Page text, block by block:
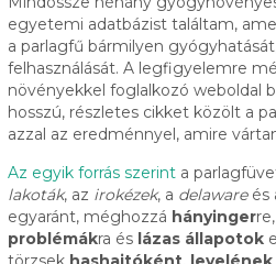
egyetemi adatbázist találtam,
a parlagfű bármilyen
felhasználását. A legfigyelemre
növényekkel foglalkozó weboldal
hosszú, részletes cikket közölt a
azzal az eredménnyel, amire
Az egyik forrás szerinta
lakoták, az irokézek, a delaware és
egyaránt, méghozzá hányingerre,
problémákra és lázas állapotok